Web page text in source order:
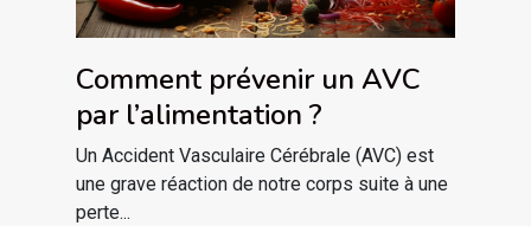
Comment prévenir un AVC
par l’alimentation ?
Un Accident Vasculaire Cérébrale (AVC) est
une grave réaction de notre corps suite à une
perte...